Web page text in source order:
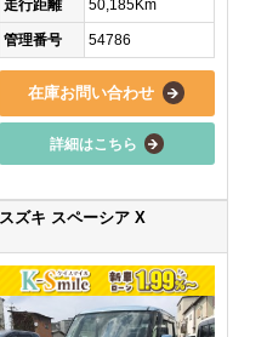
走行距離 50,185Km
管理番号 54786
在庫お問い合わせ
詳細はこちら
スズキ スペーシア X